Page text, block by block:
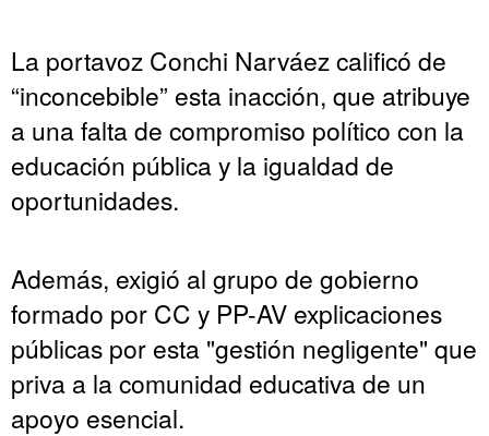
La portavoz Conchi Narváez calificó de
“inconcebible” esta inacción, que atribuye
a una falta de compromiso político con la
educación pública y la igualdad de
oportunidades.
Además, exigió al grupo de gobierno
formado por CC y PP-AV explicaciones
públicas por esta "gestión negligente" que
priva a la comunidad educativa de un
apoyo esencial.